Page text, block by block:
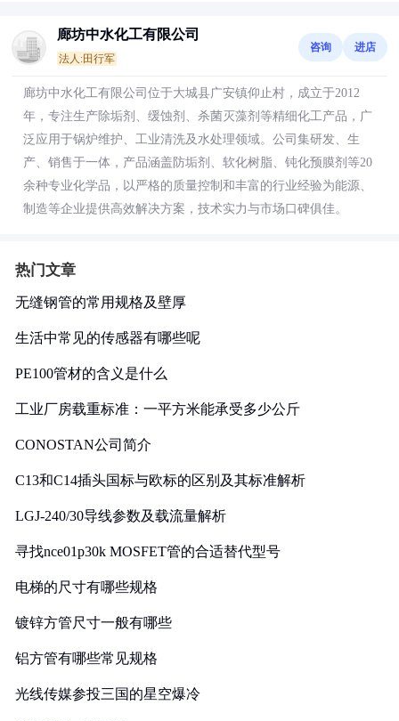
廊坊中水化工有限公司
法人:田行军
咨询 进店
廊坊中水化工有限公司位于大城县广安镇仰止村，成立于2012
年，专注生产除垢剂、缓蚀剂、杀菌灭藻剂等精细化工产品，广
泛应用于锅炉维护、工业清洗及水处理领域。公司集研发、生
产、销售于一体，产品涵盖防垢剂、软化树脂、钝化预膜剂等20
余种专业化学品，以严格的质量控制和丰富的行业经验为能源、
制造等企业提供高效解决方案，技术实力与市场口碑俱佳。
热门文章
无缝钢管的常用规格及壁厚
生活中常见的传感器有哪些呢
PE100管材的含义是什么
工业厂房载重标准：一平方米能承受多少公斤
CONOSTAN公司简介
C13和C14插头国标与欧标的区别及其标准解析
LGJ-240/30导线参数及载流量解析
寻找nce01p30k MOSFET管的合适替代型号
电梯的尺寸有哪些规格
镀锌方管尺寸一般有哪些
铝方管有哪些常见规格
光线传媒参投三国的星空爆冷